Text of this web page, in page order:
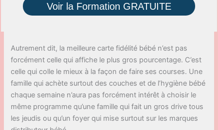
Voir la Formation GRATUITE
Autrement dit, la meilleure carte fidélité bébé n’est pas
forcément celle qui affiche le plus gros pourcentage. C’est
celle qui colle le mieux à la façon de faire ses courses. Une
famille qui achète surtout des couches et de l’hygiène bébé
chaque semaine n’aura pas forcément intérêt à choisir le
même programme qu’une famille qui fait un gros drive tous
les jeudis ou qu’un foyer qui mise surtout sur les marques